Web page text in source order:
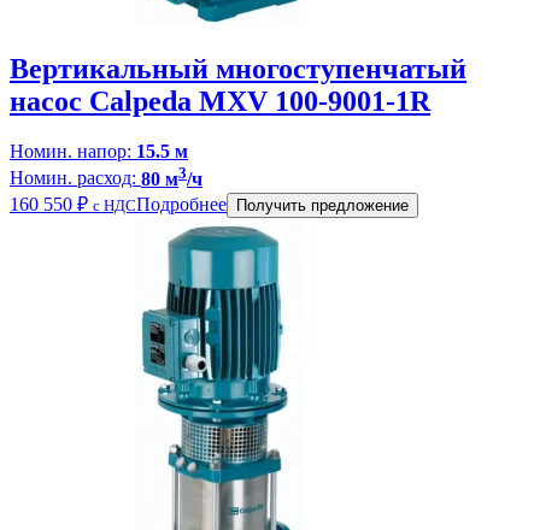
Вертикальный многоступенчатый
насос Calpeda MXV 100-9001-1R
Номин. напор: 15.5 м
Номин. расход: 80 м3/ч
160 550 ₽ с НДСПодробнее Получить предложение